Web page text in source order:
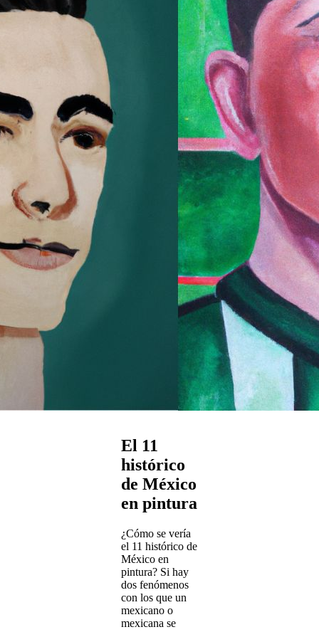
El 11
histórico
de México
en pintura
¿Cómo se vería
el 11 histórico de
México en
pintura? Si hay
dos fenómenos
con los que un
mexicano o
mexicana se